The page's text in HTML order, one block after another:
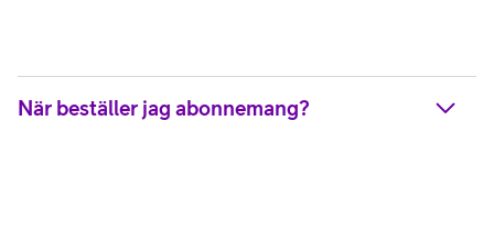
När beställer jag abonnemang?